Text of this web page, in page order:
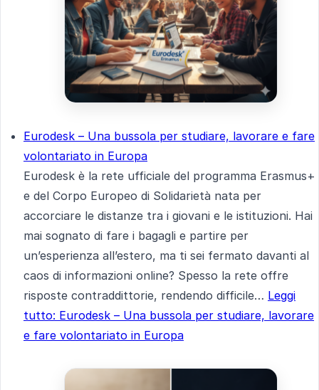
Eurodesk – Una bussola per studiare, lavorare e fare
volontariato in Europa
Eurodesk è la rete ufficiale del programma Erasmus+
e del Corpo Europeo di Solidarietà nata per
accorciare le distanze tra i giovani e le istituzioni. Hai
mai sognato di fare i bagagli e partire per
un’esperienza all’estero, ma ti sei fermato davanti al
caos di informazioni online? Spesso la rete offre
risposte contraddittorie, rendendo difficile… Leggi
tutto: Eurodesk – Una bussola per studiare, lavorare
e fare volontariato in Europa